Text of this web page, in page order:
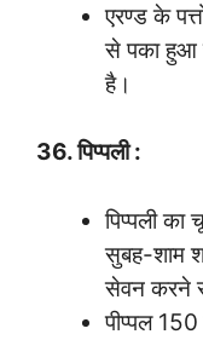
एरण्ड के
से पका हुआ
है।
36. पिप्पली :
पिप्पली का
सुबह-शाम
सेवन करने से
पीप्पल